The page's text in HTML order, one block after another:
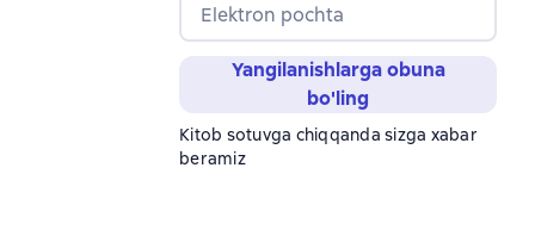
Elektron pochta
Yangilanishlarga obuna
bo'ling
Kitob sotuvga chiqqanda sizga xabar
beramiz